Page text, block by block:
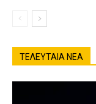
ΤΕΛΕΥΤΑΙΑ ΝΕΑ